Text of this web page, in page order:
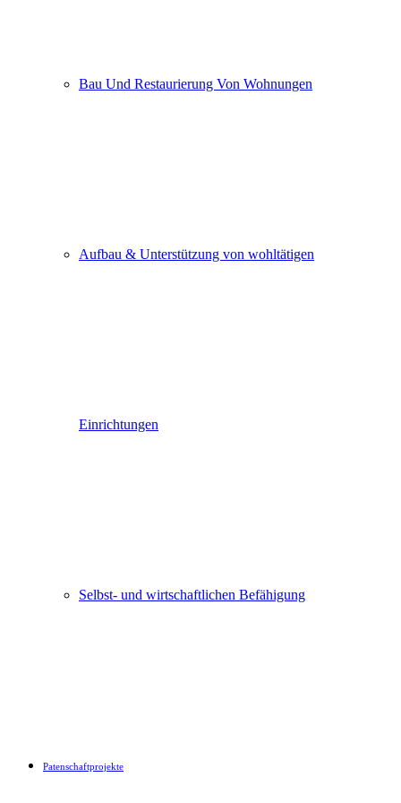
Bau Und Restaurierung Von Wohnungen
Aufbau & Unterstützung von wohltätigen
Einrichtungen
Selbst- und wirtschaftlichen Befähigung
Patenschaftprojekte